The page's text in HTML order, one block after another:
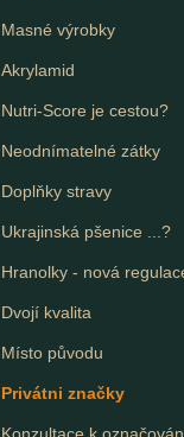
Masné výrobky
Akrylamid
Nutri-Score je cestou?
Neodnímatelné zátky
Doplňky stravy
Ukrajinská pšenice ...?
Hranolky - nová
Dvojí kvalita
Místo původu
Privátni značky